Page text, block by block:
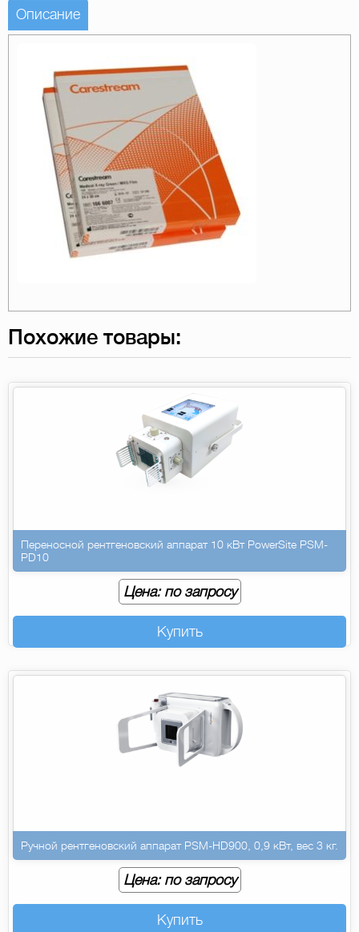
Описание
Похожие товары:
Переносной рентгеновский аппарат 10 кВт PowerSite PSM-
PD10
Цена: по запросу
Купить
Ручной рентгеновский аппарат PSM-HD900, 0,9 кВт, вес 3 кг.
Цена: по запросу
Купить